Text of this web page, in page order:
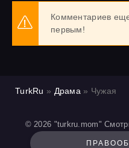
Комментариев
первым!
TurkRu » Драма» Чужая
© 2026 "turkru.mom"